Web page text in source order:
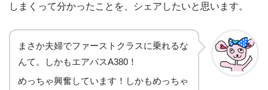
しまくって分かったことを、シェアしたいと思います。
まさか夫婦でファーストクラスに乗れるな
んて。しかもエアバスA380！
めっちゃ興奮しています！しかもめっちゃ